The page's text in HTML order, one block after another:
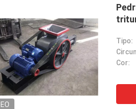
Tipo:
Cor: